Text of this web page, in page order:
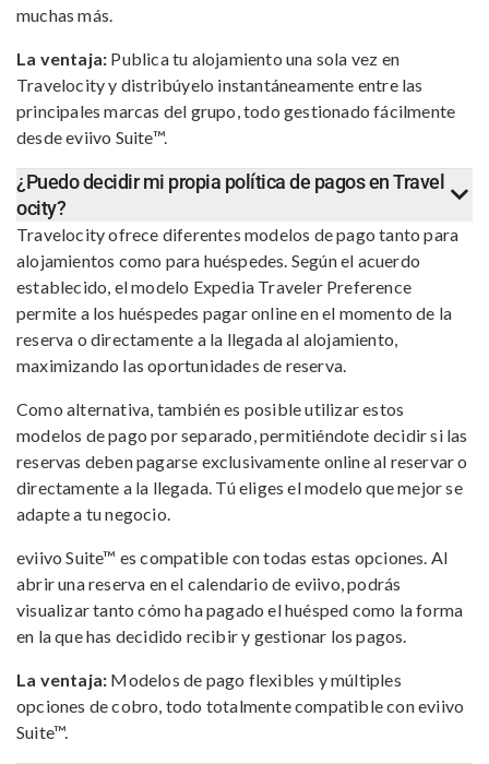
muchas más.
La ventaja: Publica tu alojamiento una sola vez en
Travelocity y distribúyelo instantáneamente entre las
principales marcas del grupo, todo gestionado fácilmente
desde eviivo Suite™.
¿Puedo decidir mi propia política de pagos en Travel
ocity?
Travelocity ofrece diferentes modelos de pago tanto para
alojamientos como para huéspedes. Según el acuerdo
establecido, el modelo Expedia Traveler Preference
permite a los huéspedes pagar online en el momento de la
reserva o directamente a la llegada al alojamiento,
maximizando las oportunidades de reserva.
Como alternativa, también es posible utilizar estos
modelos de pago por separado, permitiéndote decidir si las
reservas deben pagarse exclusivamente online al reservar o
directamente a la llegada. Tú eliges el modelo que mejor se
adapte a tu negocio.
eviivo Suite™ es compatible con todas estas opciones. Al
abrir una reserva en el calendario de eviivo, podrás
visualizar tanto cómo ha pagado el huésped como la forma
en la que has decidido recibir y gestionar los pagos.
La ventaja: Modelos de pago flexibles y múltiples
opciones de cobro, todo totalmente compatible con eviivo
Suite™.